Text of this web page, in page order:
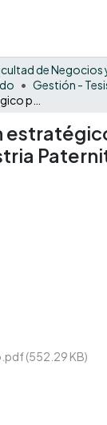
Gestión -
(552.29 KB)